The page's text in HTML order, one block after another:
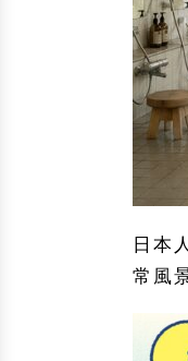
日本
常風